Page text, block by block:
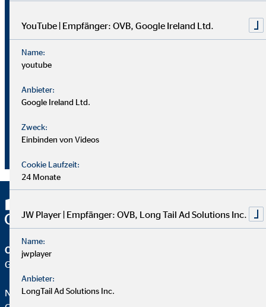
Bei OVB gibt es keine Grenzen: Unser Karriereplan bietet
Aufstiegsmöglichkeiten durch Ausbildung und Praxis.
Unterstützung bekommst du von deinem Team und deiner
OVB Vermögensberatung AG
Geschäftsstelle | Neubrandenburg
Nadine Rosentreter
YouTube | Empfänger: OVB, Google Ireland Ltd.
Name:
youtube
Anbieter:
Google Ireland Ltd.
Zweck:
Einbinden von Videos
Cookie Laufzeit:
24 Monate
JW Player | Empfänger: OVB, Long Tail Ad Solutions Inc.
Name:
jwplayer
Anbieter:
LongTail Ad Solutions Inc.